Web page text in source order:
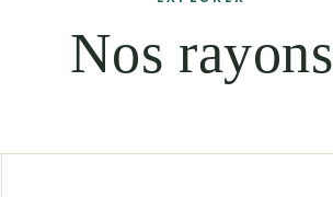
Nos rayons